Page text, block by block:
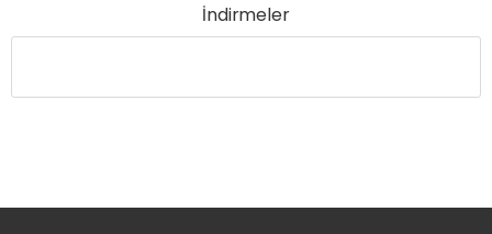
İndirmeler